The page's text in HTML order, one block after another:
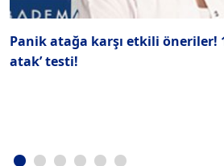
Panik atağa karşı etkili öneriler!
atak’ testi!